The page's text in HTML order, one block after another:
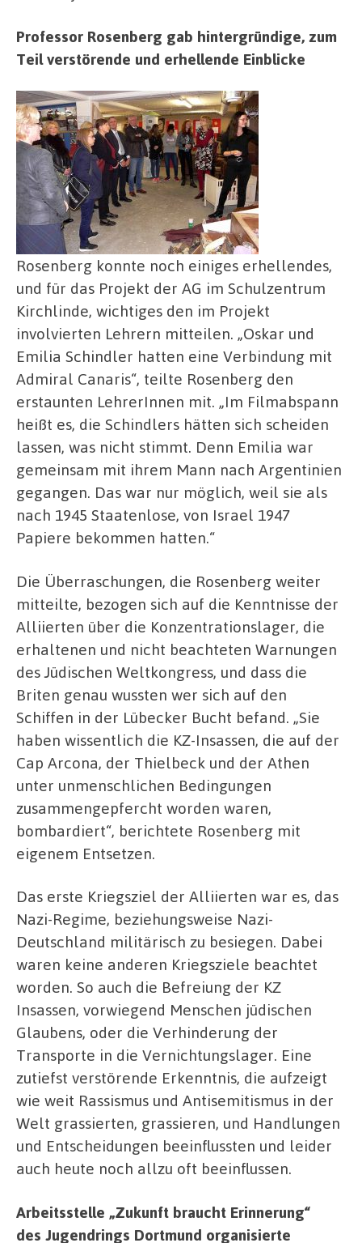
Professor Rosenberg gab hintergründige, zum
Teil verstörende und erhellende Einblicke
Rosenberg konnte noch einiges erhellendes,
und für das Projekt der AG im Schulzentrum
Kirchlinde, wichtiges den im Projekt
involvierten Lehrern mitteilen. „Oskar und
Emilia Schindler hatten eine Verbindung mit
Admiral Canaris“, teilte Rosenberg den
erstaunten LehrerInnen mit. „Im Filmabspann
heißt es, die Schindlers hätten sich scheiden
lassen, was nicht stimmt. Denn Emilia war
gemeinsam mit ihrem Mann nach Argentinien
gegangen. Das war nur möglich, weil sie als
nach 1945 Staatenlose, von Israel 1947
Papiere bekommen hatten.“
Die Überraschungen, die Rosenberg weiter
mitteilte, bezogen sich auf die Kenntnisse der
Alliierten über die Konzentrationslager, die
erhaltenen und nicht beachteten Warnungen
des Jüdischen Weltkongress, und dass die
Briten genau wussten wer sich auf den
Schiffen in der Lübecker Bucht befand. „Sie
haben wissentlich die KZ-Insassen, die auf der
Cap Arcona, der Thielbeck und der Athen
unter unmenschlichen Bedingungen
zusammengepfercht worden waren,
bombardiert“, berichtete Rosenberg mit
eigenem Entsetzen.
Das erste Kriegsziel der Alliierten war es, das
Nazi-Regime, beziehungsweise Nazi-
Deutschland militärisch zu besiegen. Dabei
waren keine anderen Kriegsziele beachtet
worden. So auch die Befreiung der KZ
Insassen, vorwiegend Menschen jüdischen
Glaubens, oder die Verhinderung der
Transporte in die Vernichtungslager. Eine
zutiefst verstörende Erkenntnis, die aufzeigt
wie weit Rassismus und Antisemitismus in der
Welt grassierten, grassieren, und Handlungen
und Entscheidungen beeinflussten und leider
auch heute noch allzu oft beeinflussen.
Arbeitsstelle „Zukunft braucht Erinnerung“
des Jugendrings Dortmund organisierte